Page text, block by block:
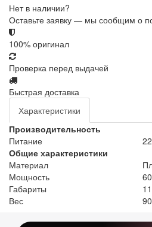
Нет в наличии?
Оставьте заявку — мы сообщим о
100% оригинал
Проверка перед выдачей
Быстрая доставка
Характеристики
Производительность
Питание
Общие характеристики
Материал
Мощность
Габариты
Вес